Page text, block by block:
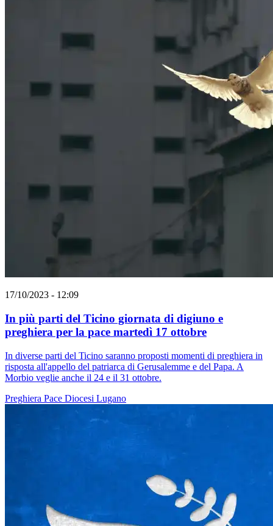
17/10/2023 - 12:09
In più parti del Ticino giornata di digiuno e
preghiera per la pace martedì 17 ottobre
In diverse parti del Ticino saranno proposti momenti di preghiera in
risposta all'appello del patriarca di Gerusalemme e del Papa. A
Morbio veglie anche il 24 e il 31 ottobre.
Preghiera Pace Diocesi Lugano